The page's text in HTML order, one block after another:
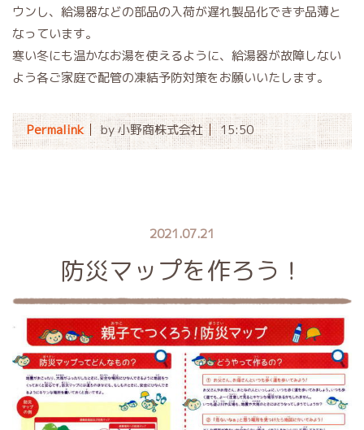
ウンし、給湯器などの部品の入荷が遅れ製品化できず品薄と
なっています。
寒い冬にも温かなお湯を使えるように、給湯器が故障しない
よう各ご家庭で配管の凍結予防対策をお願いいたします。
Permalink by 小野商株式会社 15:50
2021.07.21
防災マップを作ろう！